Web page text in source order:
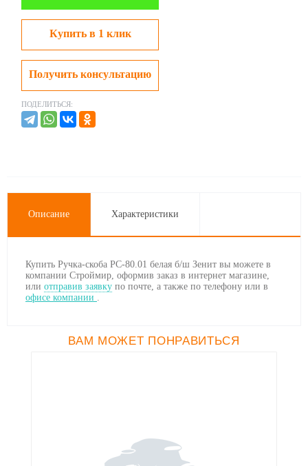
Купить в 1 клик
Получить консультацию
ПОДЕЛИТЬСЯ:
Описание Характеристики
Купить Ручка-скоба РС-80.01 белая б/ш Зенит вы можете в
компании Строймир, оформив заказ в интернет магазине,
или отправив заявку по почте, а также по телефону или в
офисе компании .
ВАМ МОЖЕТ ПОНРАВИТЬСЯ